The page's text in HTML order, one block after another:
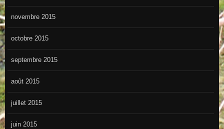
novembre 2015
octobre 2015
septembre 2015
août 2015
juillet 2015
juin 2015